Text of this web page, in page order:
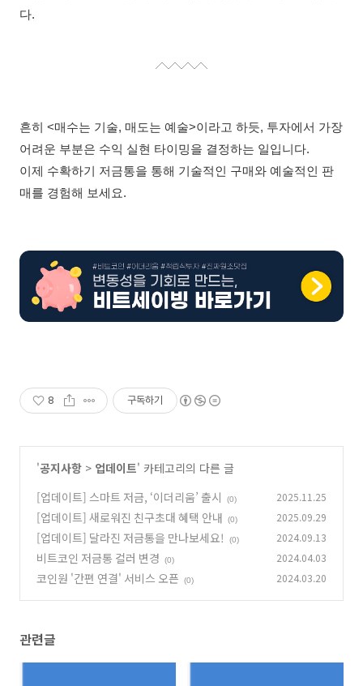
다.
흔히 <매수는 기술, 매도는 예술>이라고 하듯, 투자에서 가장
어려운 부분은 수익 실현 타이밍을 결정하는 일입니다.
이제 수확하기 저금통을 통해 기술적인 구매와 예술적인 판
매를 경험해 보세요.
8 구독하기
'공지사항 > 업데이트' 카테고리의 다른 글
[업데이트] 스마트 저금, ‘이더리움’ 출시
(0) 2025.11.25
[업데이트] 새로워진 친구초대 혜택 안내 (0) 2025.09.29
[업데이트] 달라진 저금통을 만나보세요! (0) 2024.09.13
비트코인 저금통 컬러 변경 (0) 2024.04.03
코인원 '간편 연결' 서비스 오픈 (0) 2024.03.20
관련글